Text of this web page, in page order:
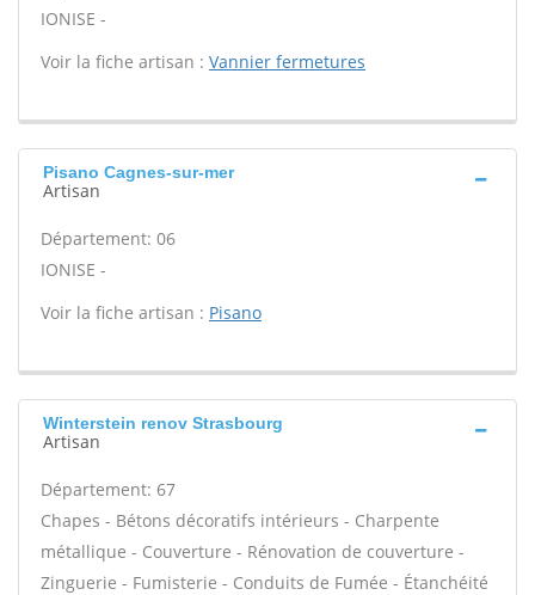
IONISE -
Voir la fiche artisan : Vannier fermetures
Pisano Cagnes-sur-mer
Artisan
Département: 06
IONISE -
Voir la fiche artisan : Pisano
Winterstein renov Strasbourg
Artisan
Département: 67
Chapes - Bétons décoratifs intérieurs - Charpente
métallique - Couverture - Rénovation de couverture -
Zinguerie - Fumisterie - Conduits de Fumée - Étanchéité